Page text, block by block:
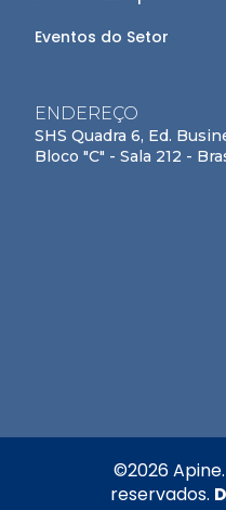
Eventos do Setor
ENDEREÇO
SHS Quadra 6, Ed.
Bloco "C" - Sala 212 -
©2026
reservados.